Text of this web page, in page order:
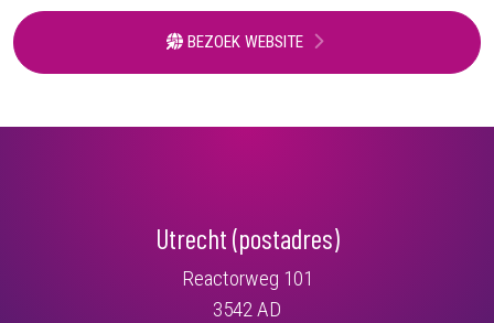
BEZOEK WEBSITE
Utrecht (postadres)
Reactorweg 101
3542 AD